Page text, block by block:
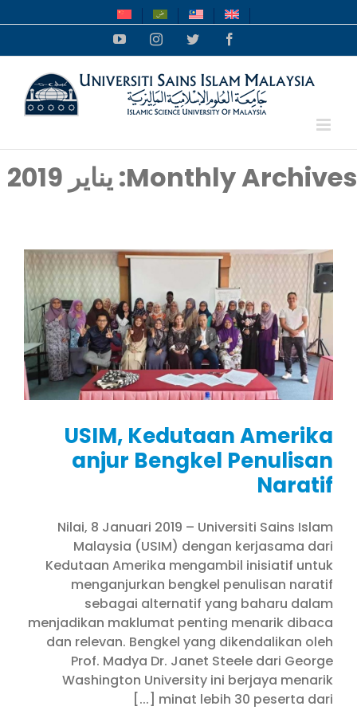
to
Facebook
Twitter
Instagram
YouTube
Monthly Archives: يناير 2019
USIM, Kedutaan Amerika
anjur Bengkel Penulisan
Naratif
Nilai, 8 Januari 2019 – Universiti Sains Islam
Malaysia (USIM) dengan kerjasama dari
Kedutaan Amerika mengambil inisiatif untuk
menganjurkan bengkel penulisan naratif
sebagai alternatif yang baharu dalam
menjadikan maklumat penting menarik dibaca
dan relevan. Bengkel yang dikendalikan oleh
Prof. Madya Dr. Janet Steele dari George
Washington University ini berjaya menarik
minat lebih 30 peserta dari [...]